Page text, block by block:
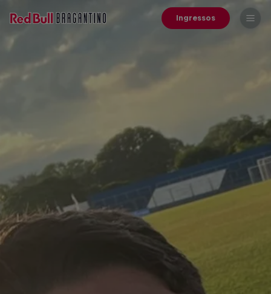
Ingressos